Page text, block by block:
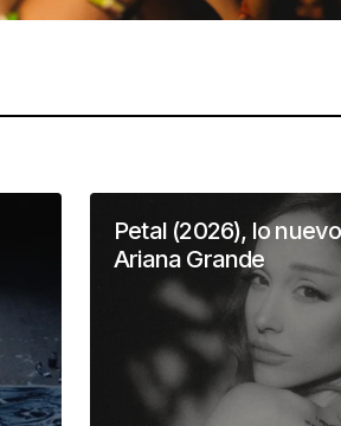
Petal (2026), lo
Ariana Grande